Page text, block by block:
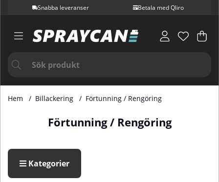
Snabba leveranser Betala med Qliro
.
Hem Billackering Förtunning / Rengöring
Förtunning / Rengöring
Kategorier